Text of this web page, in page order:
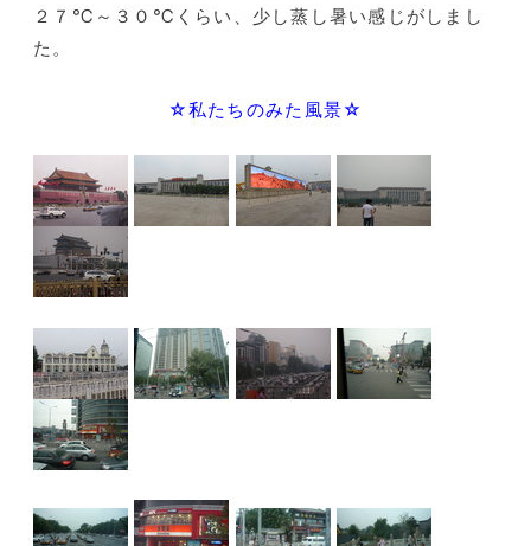
２７℃～３０℃くらい、少し蒸し暑い感じがしまし
た。
☆私たちのみた風景☆